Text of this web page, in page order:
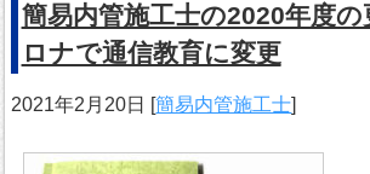
簡易内管施工士の2020年度の
ロナで通信教育に変更
2021年2月20日 [簡易内管施工士]